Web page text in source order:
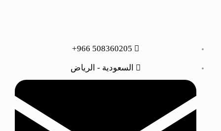
508360205 966+
السعودية - الرياض